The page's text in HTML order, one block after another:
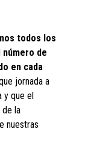
todos los
de
en cada
jornada a
y que el
de la
nuestras